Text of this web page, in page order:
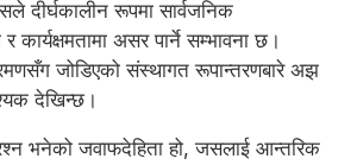
दीर्घकालीन रूपमा सार्वजनिक
असर पार्ने सम्भावना छ।
जोडिएको संस्थागत रूपान्तरणबारे अझ
देखिन्छ।
भनेको जवाफदेहिता हो, जसलाई आन्तरिक